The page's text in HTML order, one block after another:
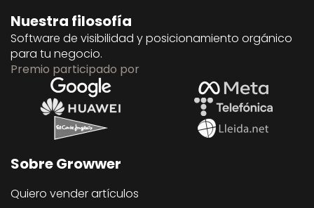
Nuestra filosofía
Software de visibilidad y posicionamiento orgánico
para tu negocio.
Premio participado por
Sobre Growwer
Quiero vender artículos